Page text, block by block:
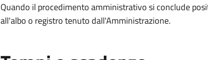
Quando il procedimento amministrativo si conclude
all'albo o registro tenuto dall'Amministrazione.